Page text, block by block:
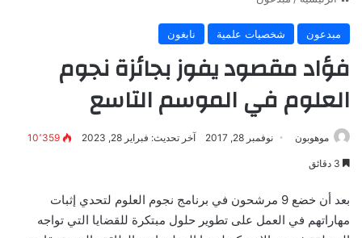
مبدعون شخصيات علمية نابغون
فؤاد مقصود يفوز بجائزة نجوم
العلوم في الموسم التاسع
موهوبون نوفمبر 28, 2017 آخر تحديث: فبراير 28, 2023 10٬359
بعد أن خضع 9 مرشحون في برنامج نجوم العلوم لتحدي إثبات
مهاراتهم في العمل على تطوير حلول مبتكرة للقضايا التي تواجه